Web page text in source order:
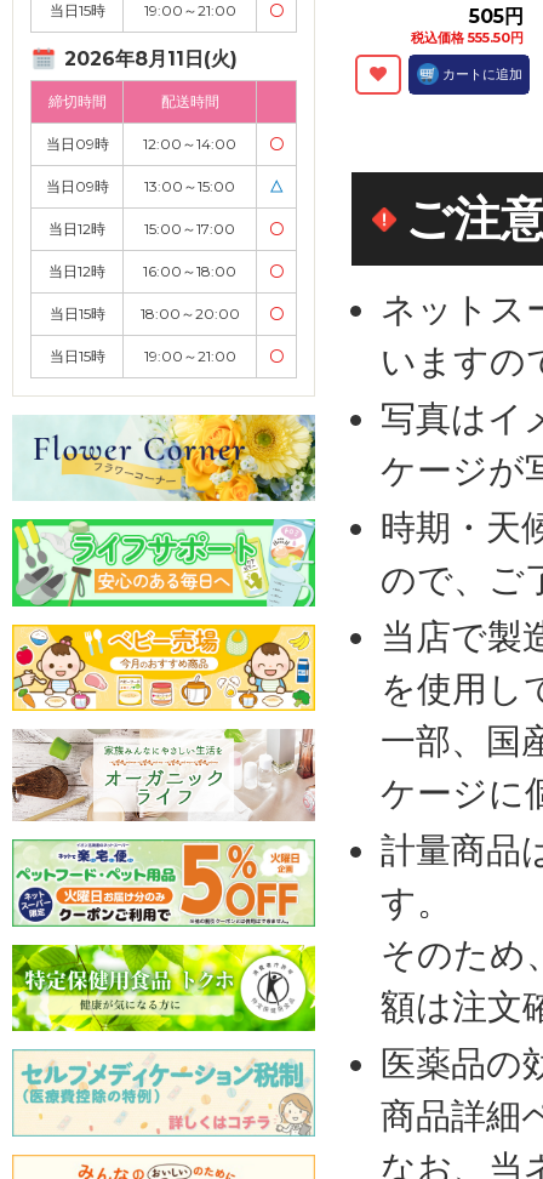
当日15時 19:00～21:00 〇
2026年8月11日(火)
締切時間 配送時間
当日09時 12:00～14:00 〇
当日09時 13:00～15:00 △
当日12時 15:00～17:00 〇
当日12時 16:00～18:00 〇
当日15時 18:00～20:00 〇
当日15時 19:00～21:00 〇
505円
税込価格 555.50円
カートに追加
ご注
ネットス
いますの
写真はイ
ケージが
時期・天
ので、ご
当店で製
を使用し
一部、国
ケージに
計量商品
す。
そのため
額は注文
医薬品の
商品詳細
なお、当